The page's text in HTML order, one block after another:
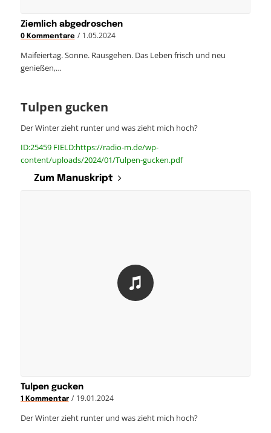
Ziemlich abgedroschen
0 Kommentare / 1.05.2024
Maifeiertag. Sonne. Rausgehen. Das Leben frisch und neu
genießen,…
Tulpen gucken
Der Winter zieht runter und was zieht mich hoch?
ID:25459 FIELD:https://radio-m.de/wp-
content/uploads/2024/01/Tulpen-gucken.pdf
Zum Manuskript
Tulpen gucken
1 Kommentar / 19.01.2024
Der Winter zieht runter und was zieht mich hoch?